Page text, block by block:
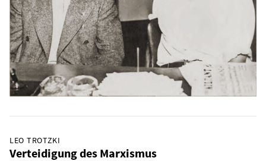
LEO TROTZKI
Verteidigung des Marxismus